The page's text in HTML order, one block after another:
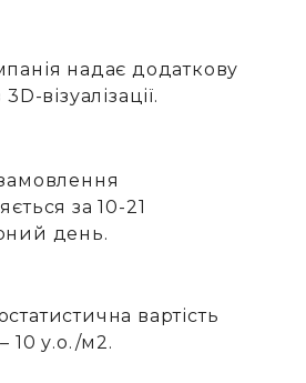
надає додаткову
візуалізації.
за 10-21
день.
вартість
10 у.о./м2.